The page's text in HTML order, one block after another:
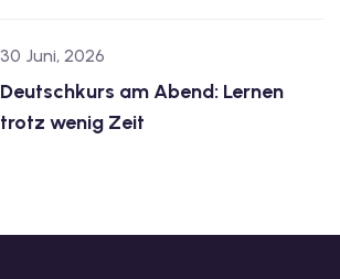
30 Juni, 2026
Deutschkurs am Abend: Lernen
trotz wenig Zeit